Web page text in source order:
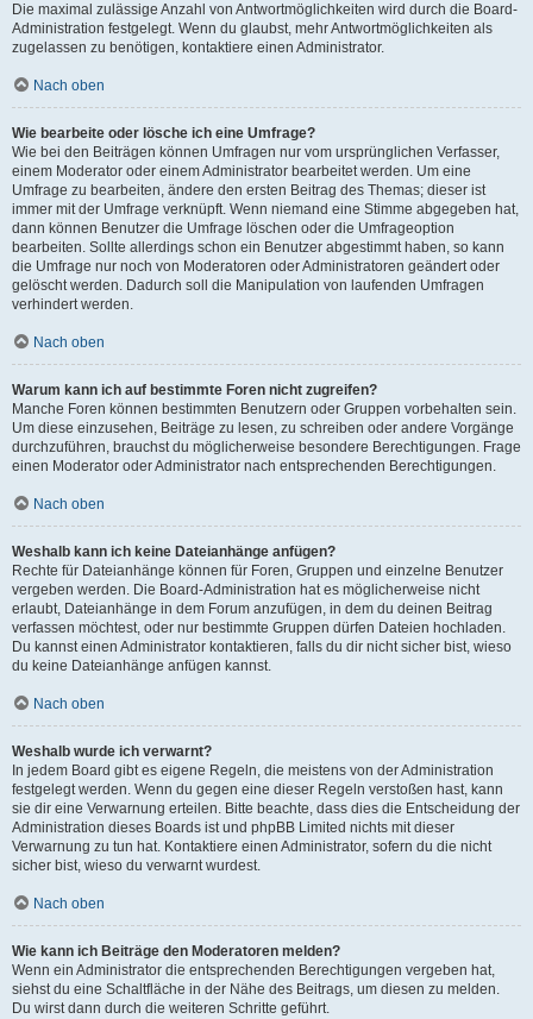
Die maximal zulässige Anzahl von Antwortmöglichkeiten wird durch die Board-
Administration festgelegt. Wenn du glaubst, mehr Antwortmöglichkeiten als
zugelassen zu benötigen, kontaktiere einen Administrator.
Nach oben
Wie bearbeite oder lösche ich eine Umfrage?
Wie bei den Beiträgen können Umfragen nur vom ursprünglichen Verfasser,
einem Moderator oder einem Administrator bearbeitet werden. Um eine
Umfrage zu bearbeiten, ändere den ersten Beitrag des Themas; dieser ist
immer mit der Umfrage verknüpft. Wenn niemand eine Stimme abgegeben hat,
dann können Benutzer die Umfrage löschen oder die Umfrageoption
bearbeiten. Sollte allerdings schon ein Benutzer abgestimmt haben, so kann
die Umfrage nur noch von Moderatoren oder Administratoren geändert oder
gelöscht werden. Dadurch soll die Manipulation von laufenden Umfragen
verhindert werden.
Nach oben
Warum kann ich auf bestimmte Foren nicht zugreifen?
Manche Foren können bestimmten Benutzern oder Gruppen vorbehalten sein.
Um diese einzusehen, Beiträge zu lesen, zu schreiben oder andere Vorgänge
durchzuführen, brauchst du möglicherweise besondere Berechtigungen. Frage
einen Moderator oder Administrator nach entsprechenden Berechtigungen.
Nach oben
Weshalb kann ich keine Dateianhänge anfügen?
Rechte für Dateianhänge können für Foren, Gruppen und einzelne Benutzer
vergeben werden. Die Board-Administration hat es möglicherweise nicht
erlaubt, Dateianhänge in dem Forum anzufügen, in dem du deinen Beitrag
verfassen möchtest, oder nur bestimmte Gruppen dürfen Dateien hochladen.
Du kannst einen Administrator kontaktieren, falls du dir nicht sicher bist, wieso
du keine Dateianhänge anfügen kannst.
Nach oben
Weshalb wurde ich verwarnt?
In jedem Board gibt es eigene Regeln, die meistens von der Administration
festgelegt werden. Wenn du gegen eine dieser Regeln verstoßen hast, kann
sie dir eine Verwarnung erteilen. Bitte beachte, dass dies die Entscheidung der
Administration dieses Boards ist und phpBB Limited nichts mit dieser
Verwarnung zu tun hat. Kontaktiere einen Administrator, sofern du die nicht
sicher bist, wieso du verwarnt wurdest.
Nach oben
Wie kann ich Beiträge den Moderatoren melden?
Wenn ein Administrator die entsprechenden Berechtigungen vergeben hat,
siehst du eine Schaltfläche in der Nähe des Beitrags, um diesen zu melden.
Du wirst dann durch die weiteren Schritte geführt.